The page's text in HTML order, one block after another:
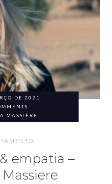
DE 2021
MASSIÈRE
empatia –